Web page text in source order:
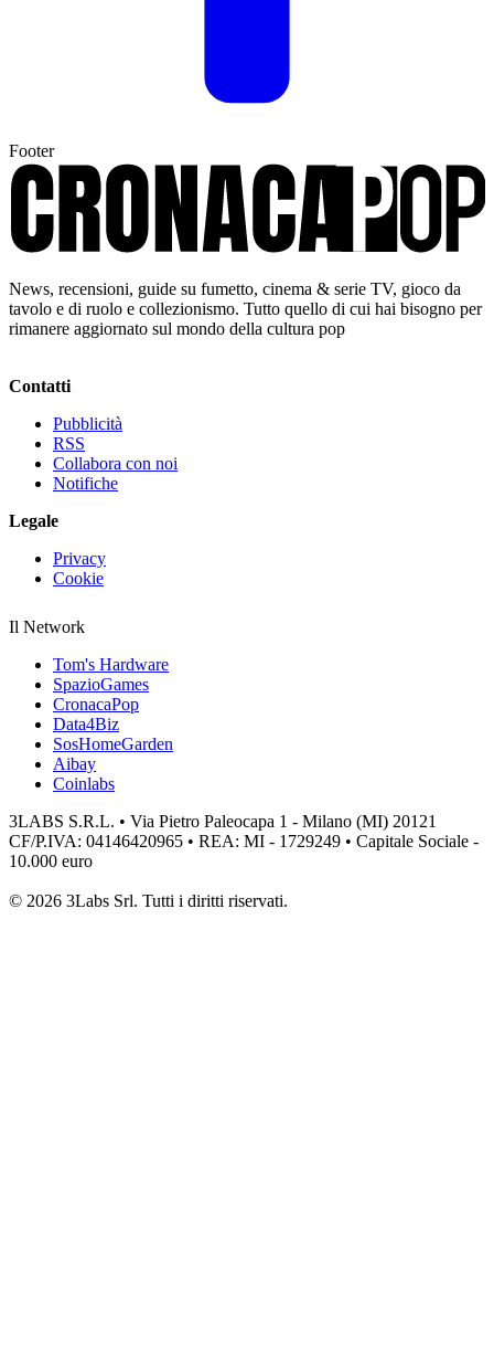
Footer
News, recensioni, guide su fumetto, cinema & serie TV, gioco da
tavolo e di ruolo e collezionismo. Tutto quello di cui hai bisogno per
rimanere aggiornato sul mondo della cultura pop
Contatti
Pubblicità
RSS
Collabora con noi
Notifiche
Legale
Privacy
Cookie
Il Network
Tom's Hardware
SpazioGames
CronacaPop
Data4Biz
SosHomeGarden
Aibay
Coinlabs
3LABS S.R.L. • Via Pietro Paleocapa 1 - Milano (MI) 20121
CF/P.IVA: 04146420965 • REA: MI - 1729249 • Capitale Sociale -
10.000 euro
© 2026 3Labs Srl. Tutti i diritti riservati.